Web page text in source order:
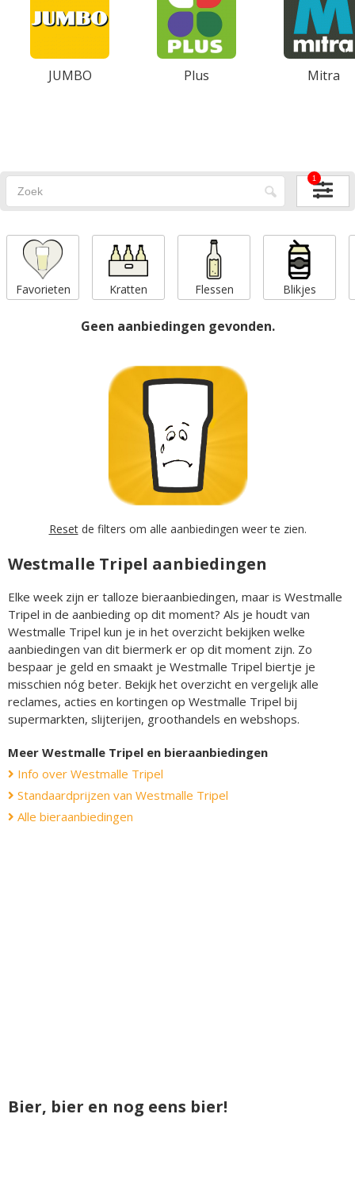
JUMBO Plus Mitra
1
Favorieten Kratten Flessen Blikjes
Geen aanbiedingen gevonden.
Resetde filters om alle aanbiedingen weer te zien.
Westmalle Tripel aanbiedingen
Elke week zijn er talloze bieraanbiedingen, maar is Westmalle
Tripel in de aanbieding op dit moment? Als je houdt van
Westmalle Tripel kun je in het overzicht bekijken welke
aanbiedingen van dit biermerk er op dit moment zijn. Zo
bespaar je geld en smaakt je Westmalle Tripel biertje je
misschien nóg beter. Bekijk het overzicht en vergelijk alle
reclames, acties en kortingen op Westmalle Tripel bij
supermarkten, slijterijen, groothandels en webshops.
Meer Westmalle Tripel en bieraanbiedingen
Info over Westmalle Tripel
Standaardprijzen van Westmalle Tripel
Alle bieraanbiedingen
Bier, bier en nog eens bier!